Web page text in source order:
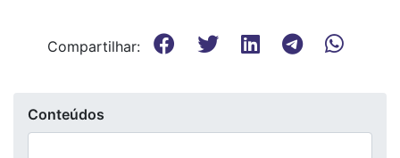
Compartilhar:
Conteúdos